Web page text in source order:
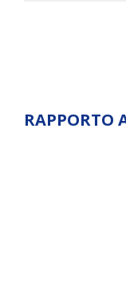
RAPPORTO